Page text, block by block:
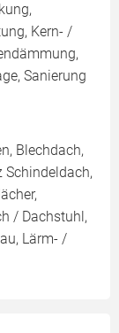
Kern- /
Sanierung
Blechdach,
Schindeldach,
/ Dachstuhl,
Lärm- /